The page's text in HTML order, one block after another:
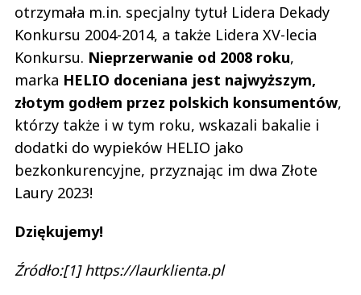
otrzymała m.in. specjalny tytuł Lidera Dekady
Konkursu 2004-2014, a także Lidera XV-lecia
Konkursu. Nieprzerwanie od 2008 roku,
marka HELIO doceniana jest najwyższym,
złotym godłem przez polskich konsumentów,
którzy także i w tym roku, wskazali bakalie i
dodatki do wypieków HELIO jako
bezkonkurencyjne, przyznając im dwa Złote
Laury 2023!
Dziękujemy!
Źródło:[1] https://laurklienta.pl